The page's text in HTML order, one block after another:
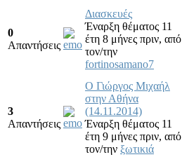
0
Απαντήσεις
Διασκευές
Έναρξη θέματος 11
έτη 8 μήνες πριν, από
τον/την
fortinosamano7
3
Απαντήσεις
Ο Γιώργος Μιχαήλ
στην Αθήνα
(14.11.2014)
Έναρξη θέματος 11
έτη 9 μήνες πριν, από
τον/την ξωτικιά